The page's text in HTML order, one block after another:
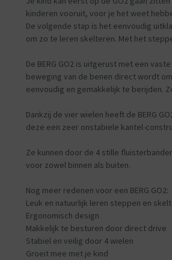
kinderen vooruit, voor je het weet
De volgende stap is het eenvoudig
om zo te leren skelteren. Met het
De BERG GO2 is uitgerust met een
beweging van de benen direct wordt
eenvoudig en gemakkelijk te berijden.
Dankzij de vier wielen heeft de BERG
deze een zeer onstabiele kantel-
Ze kunnen door de 4 stille
voor zowel binnen als buiten.
Nog meer redenen voor een BERG GO2:
Leuk en natuurlijk leren steppen en
Ergonomisch design
Makkelijk te besturen door direct drive
Stabiel en veilig door 4 wielen
Groeit mee met je kind